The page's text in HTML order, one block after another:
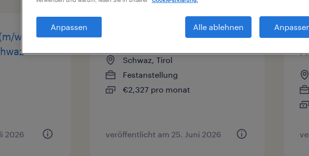
w/d)
2026
Produktionshelfer (m/w/d)
Schwaz, Tirol
Festanstellung
€2,327 pro monat
veröffentlicht am 25. Juni 2026
Anpassen Alle ablehnen